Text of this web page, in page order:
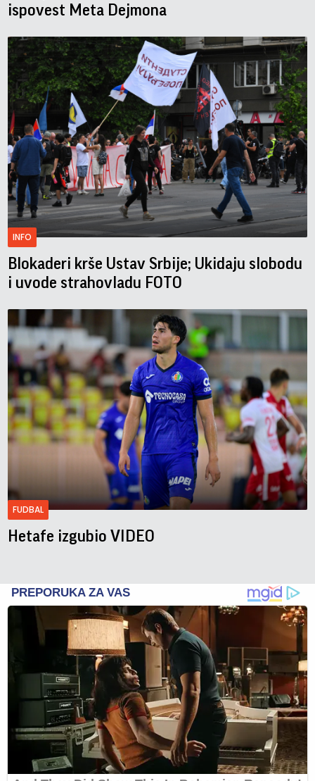
ispovest Meta Dejmona
INFO
Blokaderi krše Ustav Srbije; Ukidaju slobodu
i uvode strahovladu FOTO
FUDBAL
Hetafe izgubio VIDEO